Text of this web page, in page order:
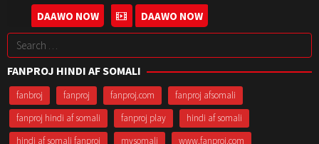
26
Nov
2021
Mahesh
Manjrekar
DAAWO NOW
May
2017
DAAWO NOW
Search
for:
FANPROJ HINDI AF SOMALI
fanbroj fanproj fanproj.com
fanproj afsomali
fanproj hindi af somali
fanproj play
hindi af somali
hindi af somali fanproj
mysomali www.fanproj.com